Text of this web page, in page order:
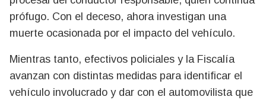
prófugo. Con el deceso, ahora investigan una
muerte ocasionada por el impacto del vehículo.
Mientras tanto, efectivos policiales y la Fiscalía
avanzan con distintas medidas para identificar el
vehículo involucrado y dar con el automovilista que